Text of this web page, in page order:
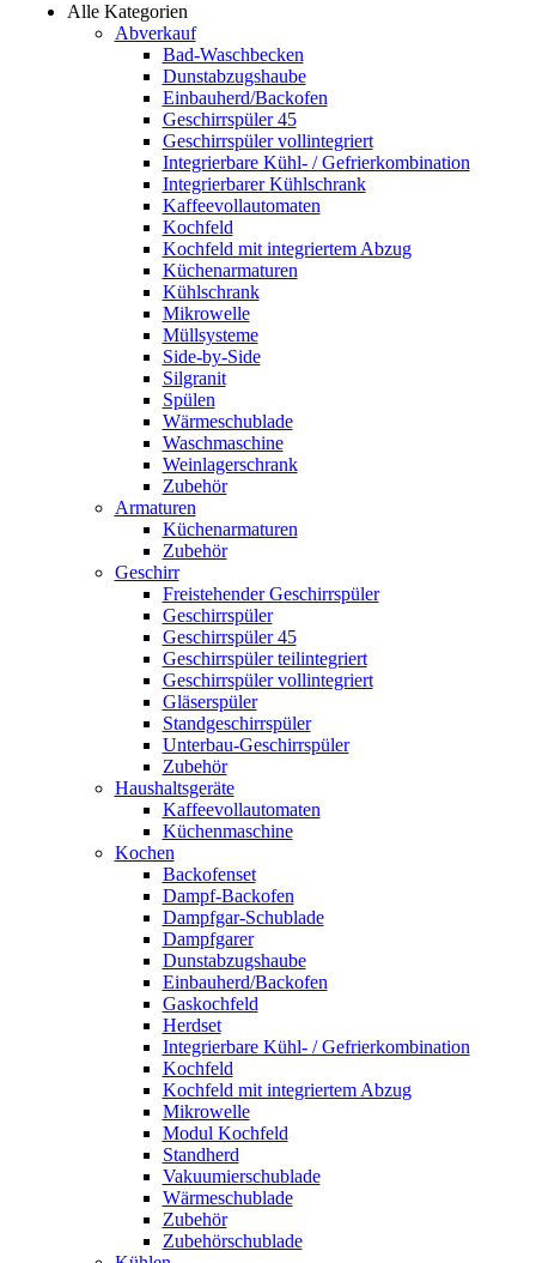
Alle Kategorien
Abverkauf
Bad-Waschbecken
Dunstabzugshaube
Einbauherd/Backofen
Geschirrspüler 45
Geschirrspüler vollintegriert
Integrierbare Kühl- / Gefrierkombination
Integrierbarer Kühlschrank
Kaffeevollautomaten
Kochfeld
Kochfeld mit integriertem Abzug
Küchenarmaturen
Kühlschrank
Mikrowelle
Müllsysteme
Side-by-Side
Silgranit
Spülen
Wärmeschublade
Waschmaschine
Weinlagerschrank
Zubehör
Armaturen
Küchenarmaturen
Zubehör
Geschirr
Freistehender Geschirrspüler
Geschirrspüler
Geschirrspüler 45
Geschirrspüler teilintegriert
Geschirrspüler vollintegriert
Gläserspüler
Standgeschirrspüler
Unterbau-Geschirrspüler
Zubehör
Haushaltsgeräte
Kaffeevollautomaten
Küchenmaschine
Kochen
Backofenset
Dampf-Backofen
Dampfgar-Schublade
Dampfgarer
Dunstabzugshaube
Einbauherd/Backofen
Gaskochfeld
Herdset
Integrierbare Kühl- / Gefrierkombination
Kochfeld
Kochfeld mit integriertem Abzug
Mikrowelle
Modul Kochfeld
Standherd
Vakuumierschublade
Wärmeschublade
Zubehör
Zubehörschublade